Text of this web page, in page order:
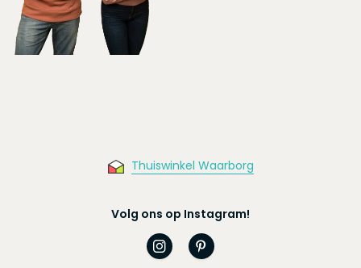
Thuiswinkel Waarborg
Volg ons op Instagram!